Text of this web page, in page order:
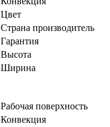
Цвет
Страна производитель
Гарантия
Высота
Ширина
Рабочая поверхность
Конвекция